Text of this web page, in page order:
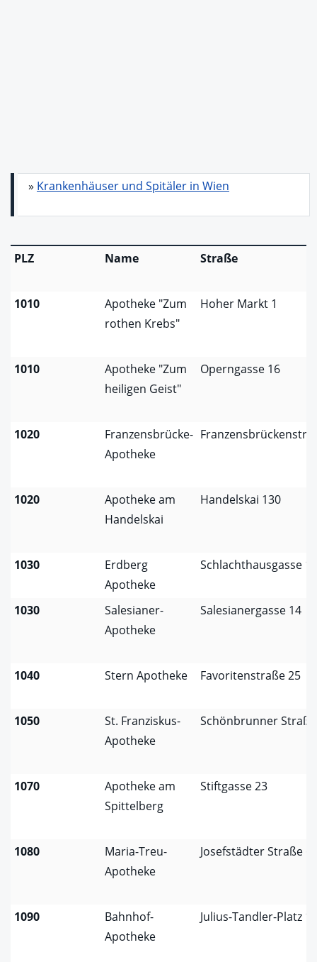
» Krankenhäuser und Spitäler in Wien
PLZ Name Straße
1010
Apotheke "Zum
rothen Krebs"
Hoher Markt 1
1010
Apotheke "Zum
heiligen Geist"
Operngasse 16
1020
Franzensbrücke-
Apotheke
1020
Apotheke am
Handelskai
Handelskai 130
1030
Erdberg
Apotheke
Schlachthausgasse 11
1030
Salesianer-
Apotheke
Salesianergasse 14
1040 Stern Apotheke Favoritenstraße 25
1050
St. Franziskus-
Apotheke
Schönbrunner
1070
Apotheke am
Spittelberg
Stiftgasse 23
1080
Maria-Treu-
Apotheke
Josefstädter Straße
1090
Bahnhof-
Apotheke
Julius-Tandler-Platz 10